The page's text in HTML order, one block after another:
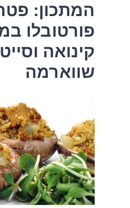
המתכון:
פורטובלו
קינואה
שווארמה